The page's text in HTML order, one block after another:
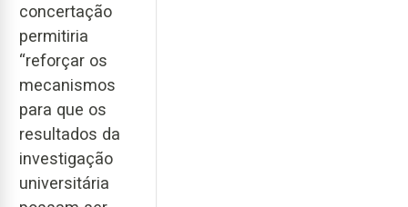
concertação
permitiria
“reforçar os
mecanismos
para que os
resultados da
investigação
universitária